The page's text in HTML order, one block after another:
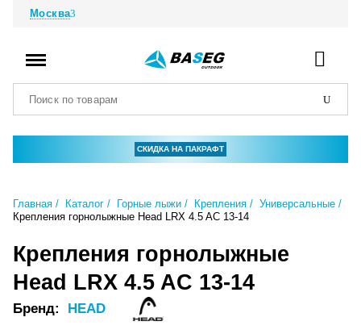
Москва
СКИДКА НА ПАКРАФТ
Главная Каталог Горные лыжи Крепления
Универсальные
Крепления горнолыжные Head LRX 4.5 AC 13-14
Крепления горнолыжные
Head LRX 4.5 AC 13-14
Бренд: HEAD